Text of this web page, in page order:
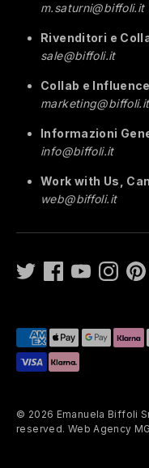
m.saturni@biffoli.it
Rivenditori e
sale@biffoli.it
Collab e
marketing@biffoli.it
Informazioni
info@biffoli.it
Work with Us,
web@biffoli.it
© 2026 Emanuela Biffoli
reserved. Web Agency
Metodi
di
pagamento